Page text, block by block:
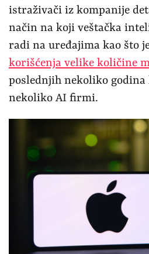
istraživači iz kompanije
način na koji veštačka
radi na uređajima kao što
korišćenja velike količine
poslednjih nekoliko
nekoliko AI firmi.